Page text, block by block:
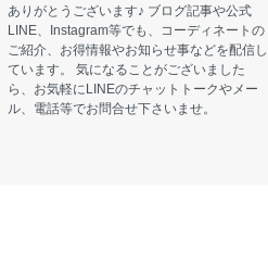
ありがとうございます♪ ブログ記事や公式
LINE、Instagram等でも、コーディネートの
ご紹介、お得情報やお知らせ事などを配信し
ています。 気になることがございました
ら、お気軽にLINEのチャットトークやメー
ル、電話等でお問合せ下さいませ。